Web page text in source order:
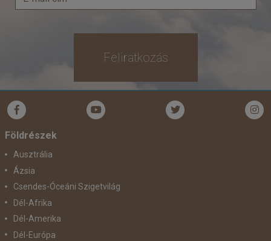
Feliratkozás
Földrészek
Ausztrália
Ázsia
Csendes-Óceáni Szigetvilág
Dél-Afrika
Dél-Amerika
Dél-Európa